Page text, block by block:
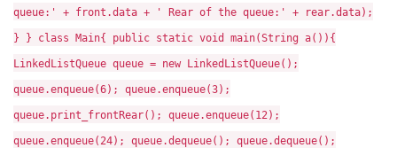
queue:' + front.data + ' Rear of the queue:' + rear.data);
} } class Main{ public static void main(String a()){
LinkedListQueue queue = new LinkedListQueue();
queue.enqueue(6); queue.enqueue(3);
queue.print_frontRear(); queue.enqueue(12);
queue.enqueue(24); queue.dequeue(); queue.dequeue();